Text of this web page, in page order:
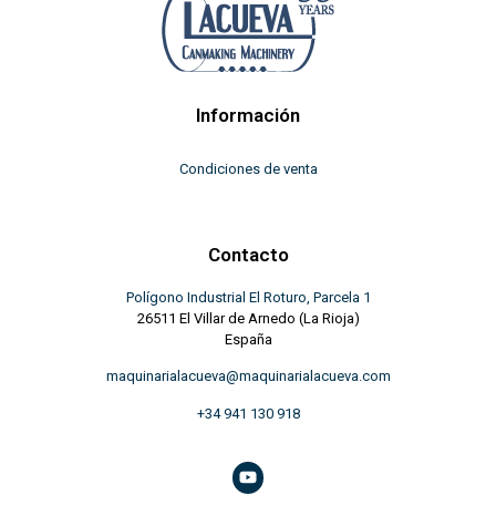
Información
Condiciones de venta
Contacto
Polígono Industrial El Roturo, Parcela 1
26511 El Villar de Arnedo (La Rioja)
España
maquinarialacueva@maquinarialacueva.com
+34 941 130 918